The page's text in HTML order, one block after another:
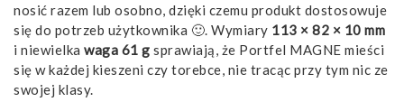
nosić razem lub osobno, dzięki czemu produkt dostosowuje
się do potrzeb użytkownika 🙂. Wymiary 113 × 82 × 10 mm
i niewielka waga 61 g sprawiają, że Portfel MAGNE mieści
się w każdej kieszeni czy torebce, nie tracąc przy tym nic ze
swojej klasy.